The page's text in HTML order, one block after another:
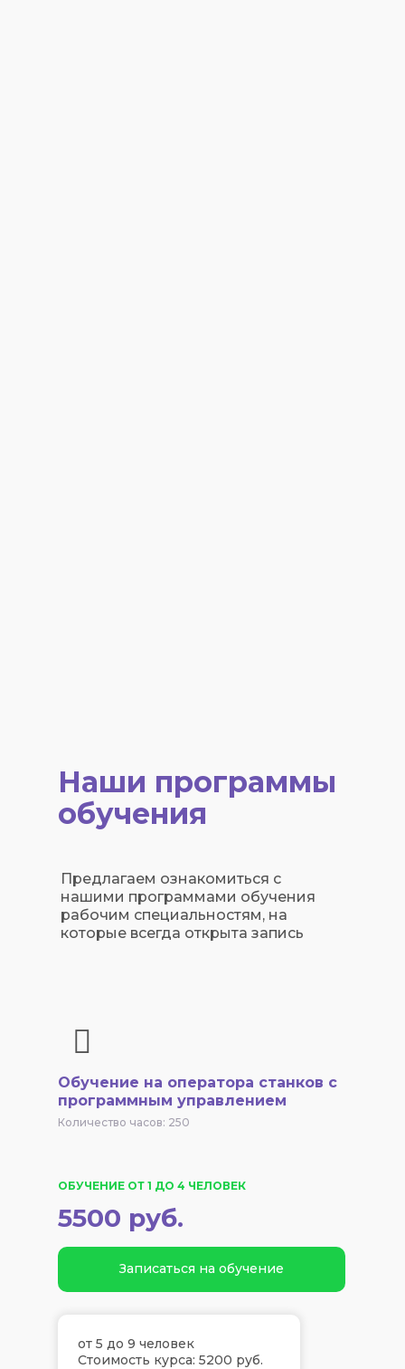
Наши программы
обучения
Предлагаем ознакомиться с
нашими программами обучения
рабочим специальностям, на
которые всегда открыта запись
Обучение на оператора станков с
программным управлением
Количество часов: 250
Записаться на обучение
ОБУЧЕНИЕ ОТ 1 ДО 4 ЧЕЛОВЕК
5500 руб.
от 5 до 9 человек
Стоимость курса: 5200 руб.